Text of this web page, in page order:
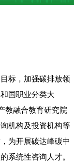
标，加强碳排放领
国职业分类大
教融合教育研究院
机构及投资机构等
为开展碳达峰碳中
系统性咨询人才。